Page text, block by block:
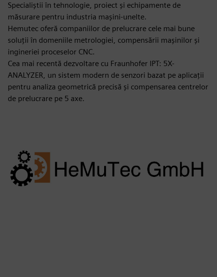
Specialiștii în tehnologie, proiect și echipamente de
măsurare pentru industria mașini-unelte.
Hemutec oferă companiilor de prelucrare cele mai bune
soluții în domeniile metrologiei, compensării mașinilor și
ingineriei proceselor CNC.
Cea mai recentă dezvoltare cu Fraunhofer IPT: 5X-
ANALYZER, un sistem modern de senzori bazat pe aplicații
pentru analiza geometrică precisă și compensarea centrelor
de prelucrare pe 5 axe.